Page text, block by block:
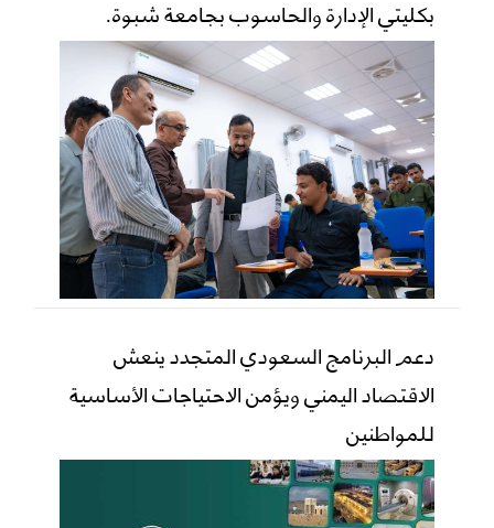
بكليتي الإدارة والحاسوب بجامعة شبوة.
دعم البرنامج السعودي المتجدد ينعش
الاقتصاد اليمني ويؤمن الاحتياجات الأساسية
للمواطنين